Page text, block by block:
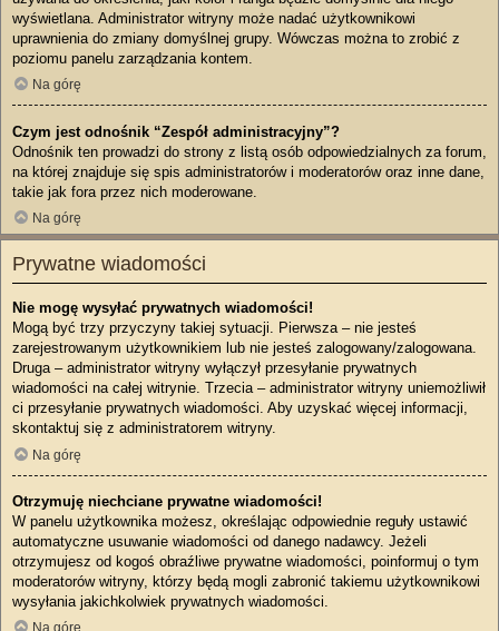
wyświetlana. Administrator witryny może nadać użytkownikowi
uprawnienia do zmiany domyślnej grupy. Wówczas można to zrobić z
poziomu panelu zarządzania kontem.
Na górę
Czym jest odnośnik “Zespół administracyjny”?
Odnośnik ten prowadzi do strony z listą osób odpowiedzialnych za forum,
na której znajduje się spis administratorów i moderatorów oraz inne dane,
takie jak fora przez nich moderowane.
Na górę
Prywatne wiadomości
Nie mogę wysyłać prywatnych wiadomości!
Mogą być trzy przyczyny takiej sytuacji. Pierwsza – nie jesteś
zarejestrowanym użytkownikiem lub nie jesteś zalogowany/zalogowana.
Druga – administrator witryny wyłączył przesyłanie prywatnych
wiadomości na całej witrynie. Trzecia – administrator witryny uniemożliwił
ci przesyłanie prywatnych wiadomości. Aby uzyskać więcej informacji,
skontaktuj się z administratorem witryny.
Na górę
Otrzymuję niechciane prywatne wiadomości!
W panelu użytkownika możesz, określając odpowiednie reguły ustawić
automatyczne usuwanie wiadomości od danego nadawcy. Jeżeli
otrzymujesz od kogoś obraźliwe prywatne wiadomości, poinformuj o tym
moderatorów witryny, którzy będą mogli zabronić takiemu użytkownikowi
wysyłania jakichkolwiek prywatnych wiadomości.